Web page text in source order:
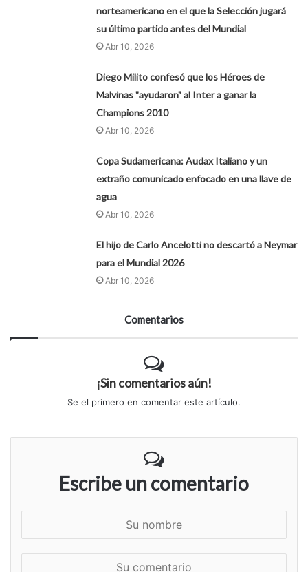
norteamericano en el que la Selección jugará
su último partido antes del Mundial
Abr 10, 2026
Diego Milito confesó que los Héroes de
Malvinas "ayudaron" al Inter a ganar la
Champions 2010
Abr 10, 2026
Copa Sudamericana: Audax Italiano y un
extraño comunicado enfocado en una llave de
agua
Abr 10, 2026
El hijo de Carlo Ancelotti no descartó a Neymar
para el Mundial 2026
Abr 10, 2026
Comentarios
¡Sin comentarios aún!
Se el primero en comentar este artículo.
Escribe un comentario